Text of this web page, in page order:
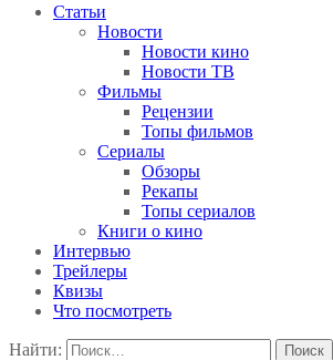
Статьи
Новости
Новости кино
Новости ТВ
Фильмы
Рецензии
Топы фильмов
Сериалы
Обзоры
Рекапы
Топы сериалов
Книги о кино
Интервью
Трейлеры
Квизы
Что посмотреть
Найти: